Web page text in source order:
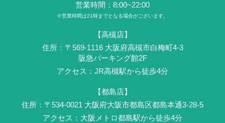
営業時間：8:00~22:00
※営業時間は21時までとなる場合がございます。
【高槻店】
住所：〒569-1116 ⼤阪府⾼槻市白梅町4-3
阪急パーキング館2F
アクセス：JR⾼槻駅から徒歩4分
【都島店】
住所：〒534-0021 大阪府大阪市都島区都島本通3-28-5
アクセス：大阪メトロ都島駅から徒歩4分